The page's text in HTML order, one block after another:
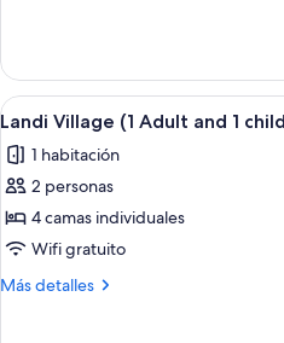
and
children)
Village
(1
Adult
2
children)
Ver
todas
las
fotos
de
Landi
Village
8
Landi Village (1 Adult and 1
1 habitación
2 personas
4 camas individuales
Wifi gratuito
Más detalles
Más